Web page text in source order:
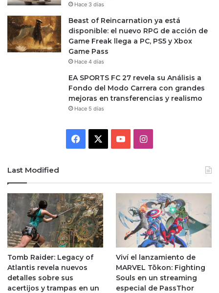
Hace 3 días
Beast of Reincarnation ya está
disponible: el nuevo RPG de acción de
Game Freak llega a PC, PS5 y Xbox
Game Pass
Hace 4 días
EA SPORTS FC 27 revela su Análisis a
Fondo del Modo Carrera con grandes
mejoras en transferencias y realismo
Hace 5 días
Facebook YouTubeInstagram
Last Modified
Tomb Raider: Legacy of
Atlantis revela nuevos
detalles sobre sus
acertijos y trampas en un
Viví el lanzamiento de
MARVEL Tōkon: Fighting
Souls en un streaming
especial de PassThor